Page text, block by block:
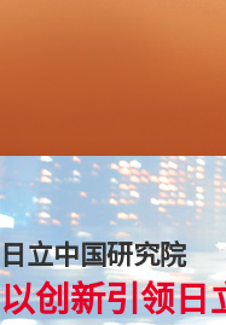
日立中国研究院
以创新引领日